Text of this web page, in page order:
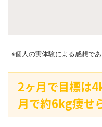
※個人の実体験による感想で
2ヶ月で目標は
月で約6kg痩せ